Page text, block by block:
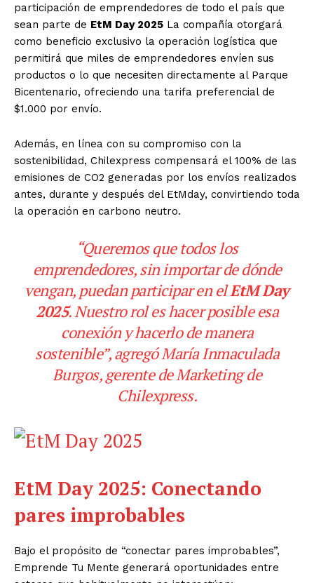
participación de emprendedores de todo el país que
sean parte de EtM Day 2025 La compañía otorgará
como beneficio exclusivo la operación logística que
permitirá que miles de emprendedores envíen sus
productos o lo que necesiten directamente al Parque
Bicentenario, ofreciendo una tarifa preferencial de
$1.000 por envío.
Además, en línea con su compromiso con la
sostenibilidad, Chilexpress compensará el 100% de las
emisiones de CO2 generadas por los envíos realizados
antes, durante y después del EtMday, convirtiendo toda
la operación en carbono neutro.
“Queremos que todos los
emprendedores, sin importar de dónde
vengan, puedan participar en elEtM Day
2025. Nuestro rol es hacer posible esa
conexión y hacerlo de manera
sostenible”, agregó María Inmaculada
Burgos, gerente de Marketing de
Chilexpress.
EtM Day 2025: Conectando
pares improbables
Bajo el propósito de “conectar pares improbables”,
Emprende Tu Mente generará oportunidades entre